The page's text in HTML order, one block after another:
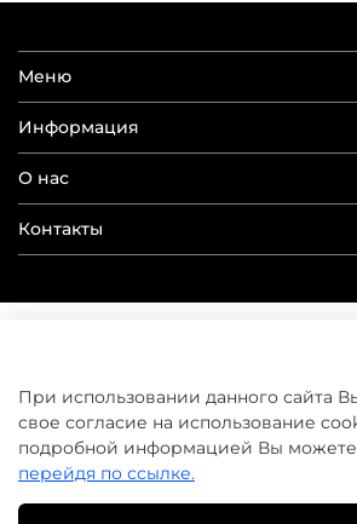
Меню
Информация
О нас
Контакты
При использовании данного сайта
свое согласие на использование
подробной информацией Вы можете
перейдя по ссылке.